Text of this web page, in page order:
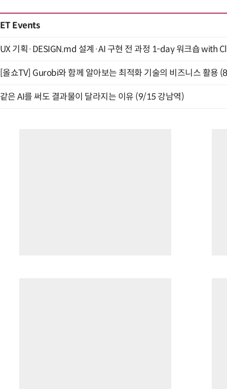
ET Events
UX 기획·DESIGN.md 설계·AI 구현 전 과정 1-day 워크숍 with
[올쇼TV] Gurobi와 함께 알아보는 최적화 기술의 비즈니스 활용
같은 AI를 써도 결과물이 달라지는 이유 (9/15 강남역)